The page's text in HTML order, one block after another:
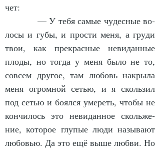
чет:
ло­сы и гу­бы, и прос­ти ме­ня, а гру­ди
твои, как пре­крас­ные не­ви­дан­ные
пло­ды, но тог­да у ме­ня бы­ло не то,
со­всем дру­гое, там лю­бовь на­кры­ла
ме­ня ог­ром­ной сетью, и я сколь­зил
под сетью и бо­ял­ся уме­реть, что­бы не
кон­чи­лось это не­ви­дан­ное сколь­же­
ние, ко­то­рое глу­пые лю­ди на­зы­ва­ют
лю­бовью. Да это ещё вы­ше люб­ви. Но